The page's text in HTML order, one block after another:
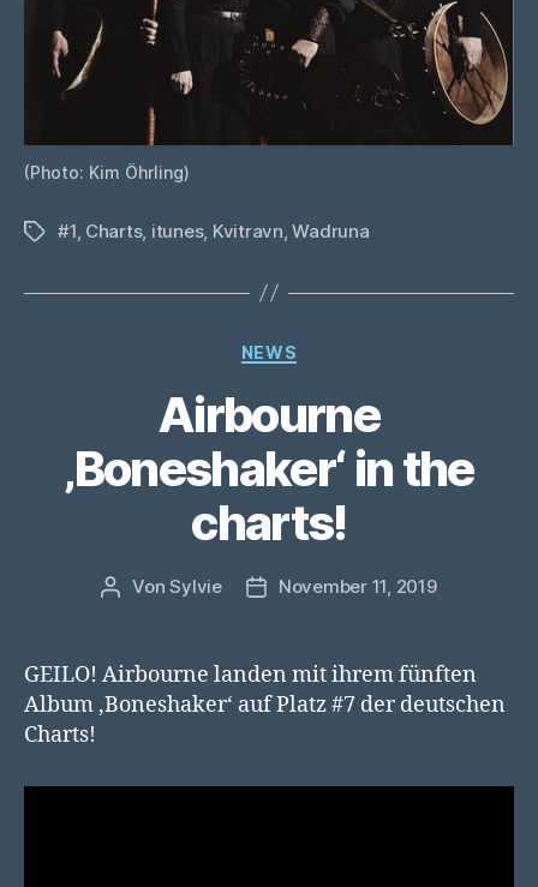
(Photo: Kim Öhrling)
Schlagwörter
#1 Charts, itunes, Kvitravn ,Wadruna
Kategorien
NEWS
Airbourne
‚Boneshaker‘ in the
charts!
Beitragsautor
VonSylvie Veröffentlichungsdatum
November 11, 2019
GEILO! Airbourne landen mit ihrem fünften
Album ‚Boneshaker‘ auf Platz #7 der deutschen
Charts!